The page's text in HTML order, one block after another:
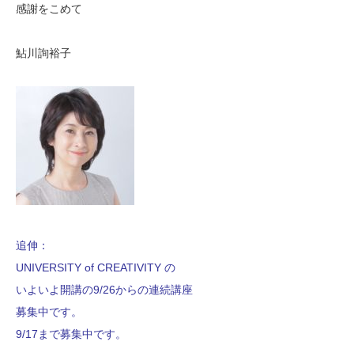
感謝をこめて
鮎川詢裕子
追伸：
UNIVERSITY of CREATIVITY の
いよいよ開講の9/26からの連続講座
募集中です。
9/17まで募集中です。